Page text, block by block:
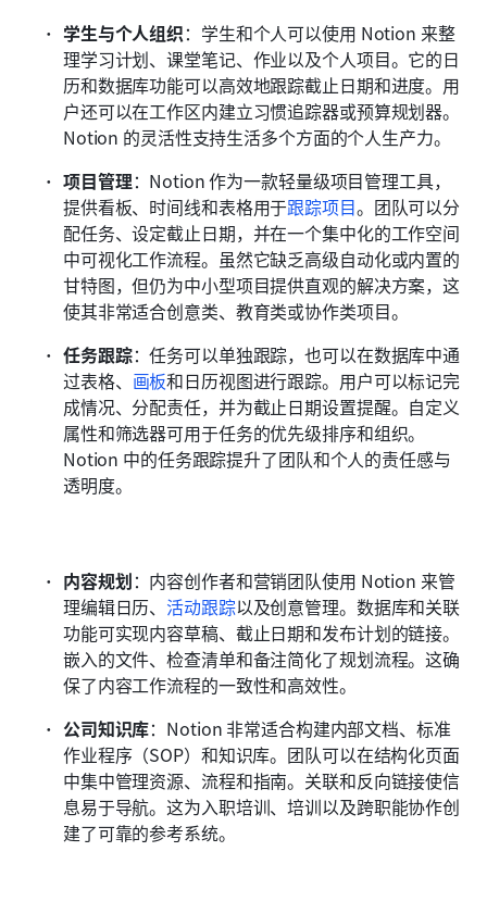
学生与个人组织：学生和个人可以使用 Notion 来整
理学习计划、课堂笔记、作业以及个人项目。它的日
历和数据库功能可以高效地跟踪截止日期和进度。用
户还可以在工作区内建立习惯追踪器或预算规划器。
Notion 的灵活性支持生活多个方面的个人生产力。
项目管理：Notion 作为一款轻量级项目管理工具，
提供看板、时间线和表格用于跟踪项目。团队可以分
配任务、设定截止日期，并在一个集中化的工作空间
中可视化工作流程。虽然它缺乏高级自动化或内置的
甘特图，但仍为中小型项目提供直观的解决方案，这
使其非常适合创意类、教育类或协作类项目。
任务跟踪：任务可以单独跟踪，也可以在数据库中通
过表格、 画板和日历视图进行跟踪。用户可以标记完
成情况、分配责任，并为截止日期设置提醒。自定义
属性和筛选器可用于任务的优先级排序和组织。
Notion 中的任务跟踪提升了团队和个人的责任感与
透明度。
内容规划：内容创作者和营销团队使用 Notion 来管
理编辑日历、 活动跟踪以及创意管理。数据库和关联
功能可实现内容草稿、截止日期和发布计划的链接。
嵌入的文件、检查清单和备注简化了规划流程。这确
保了内容工作流程的一致性和高效性。
公司知识库：Notion 非常适合构建内部文档、标准
作业程序（SOP）和知识库。团队可以在结构化页面
中集中管理资源、流程和指南。关联和反向链接使信
息易于导航。这为入职培训、培训以及跨职能协作创
建了可靠的参考系统。